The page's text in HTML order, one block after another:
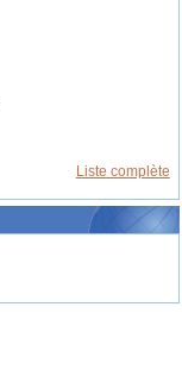
Liste complète